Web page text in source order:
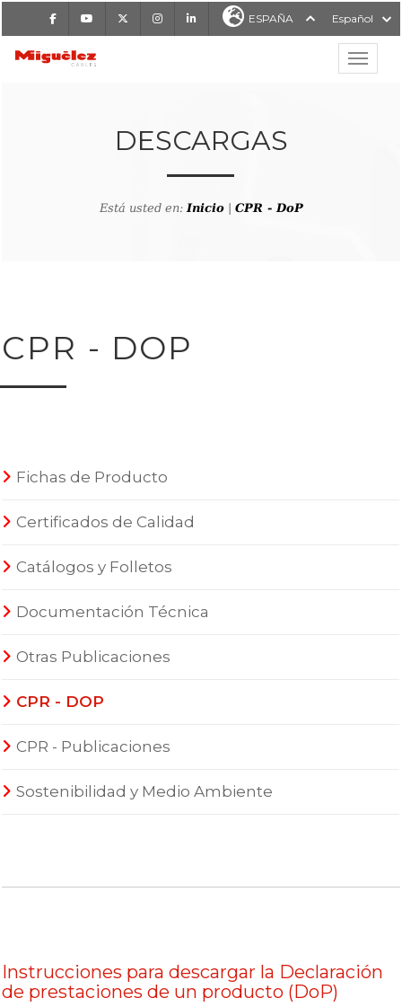
FacebookYoutube InstagramLinkedIn ESPAÑA Español
MIGUÉLEZ CABLES
DESCARGAS
Está usted en:Inicio| CPR - DoP
CPR - DOP
Fichas de Producto
Certificados de Calidad
Catálogos y Folletos
Documentación Técnica
Otras Publicaciones
CPR - DOP
CPR - Publicaciones
Sostenibilidad y Medio Ambiente
Instrucciones para descargar la Declaración
de prestaciones de un producto (DoP)